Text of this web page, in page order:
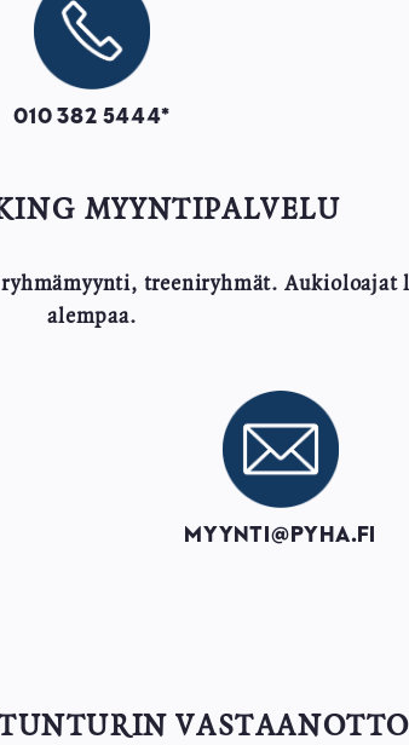
010 382 5444*
MYYNTIPALVELU
treeniryhmät. Aukioloajat
alempaa.
Image
MYYNTI@PYHA.FI
VASTAANOTTO